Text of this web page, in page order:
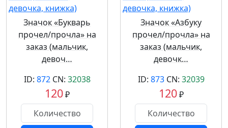
Значок «Букварь
прочел/прочла» на
заказ (мальчик,
девоч…
ID: 872CN: 32038
120₽
Значок «Азбуку
прочел/прочла» на
заказ (мальчик,
девочк…
ID: 873CN: 32039
120₽